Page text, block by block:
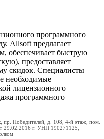
программного
Allsoft предлагает
обеспечивает быструю
предоставляет
скидок. Специалисты
необходимые
лицензионного
программного
Победителей, д. 108, 4-й этаж, пом.
29.02.2016 г. УНП 190271125,